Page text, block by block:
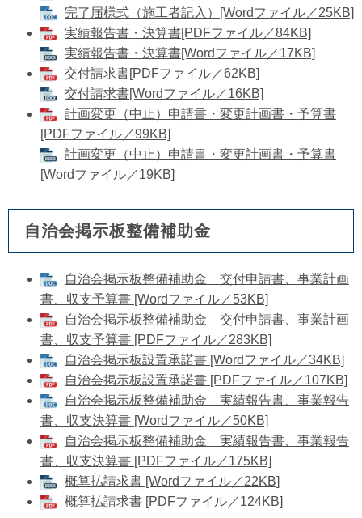
完了届様式（施工者記入）[Wordファイル／25KB]
実績報告書・決算書[PDFファイル／84KB]
​実績報告書・決算書[Wordファイル／17KB]
交付請求書[PDFファイル／62KB]
交付請求書[Wordファイル／16KB]
計画変更（中止）申請書・変更計画書・予算書
[PDFファイル／99KB]
計画変更（中止）申請書・変更計画書・予算書
[Wordファイル／19KB]
自治会掲示板整備補助金
自治会掲示板整備補助金 交付申請書、事業計画
書、収支予算書 [Wordファイル／53KB]
自治会掲示板整備補助金 交付申請書、事業計画
書、収支予算書 [PDFファイル／283KB]
自治会掲示板設置承諾書 [Wordファイル／34KB]
自治会掲示板設置承諾書 [PDFファイル／107KB]
自治会掲示板整備補助金 実績報告書、事業報告
書、収支決算書 [Wordファイル／50KB]
自治会掲示板整備補助金 実績報告書、事業報告
書、収支決算書 [PDFファイル／175KB]
概算払請求書 [Wordファイル／22KB]
概算払請求書 [PDFファイル／124KB]